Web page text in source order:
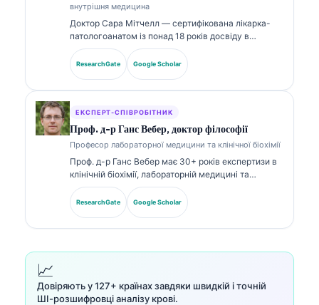
внутрішня медицина
Доктор Сара Мітчелл — сертифікована лікарка-
патологоанатом із понад 18 років досвіду в
лабораторній медицині та діагностичному аналізі.
Вона має спеціалізовані сертифікати з клінічної
хімії та широко публікувалася щодо панелей
ResearchGate Google Scholar
ЕКСПЕРТ-СПІВРОБІТНИК
Проф. д-р Ганс Вебер, доктор філософії
Професор лабораторної медицини та клінічної біохімії
Проф. д-р Ганс Вебер має 30+ років експертизи в
клінічній біохімії, лабораторній медицині та
дослідженнях біомаркерів. Колишній президент
Німецького товариства клінічної хімії, він
спеціалізується на аналізі діагностичних панелей,
ResearchGate Google Scholar
📈
Довіряють у 127+ країнах завдяки швидкій і точній
ШІ-розшифровці аналізу крові.